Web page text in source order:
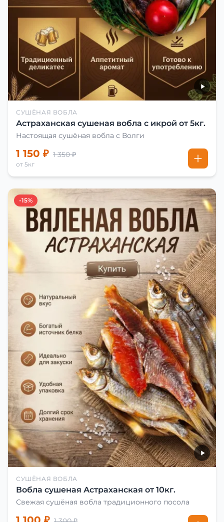
СУШЁНАЯ ВОБЛА
Астраханская сушеная вобла с икрой от 5кг.
Настоящая сушёная вобла с Волги
1 150 ₽ 1 350 ₽
от 5кг
-15%
СУШЁНАЯ ВОБЛА
Вобла сушеная Астраханская от 10кг.
Свежая сушёная вобла традиционного посола